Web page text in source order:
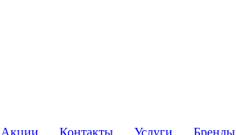
Акции Контакты Услуги Бренды